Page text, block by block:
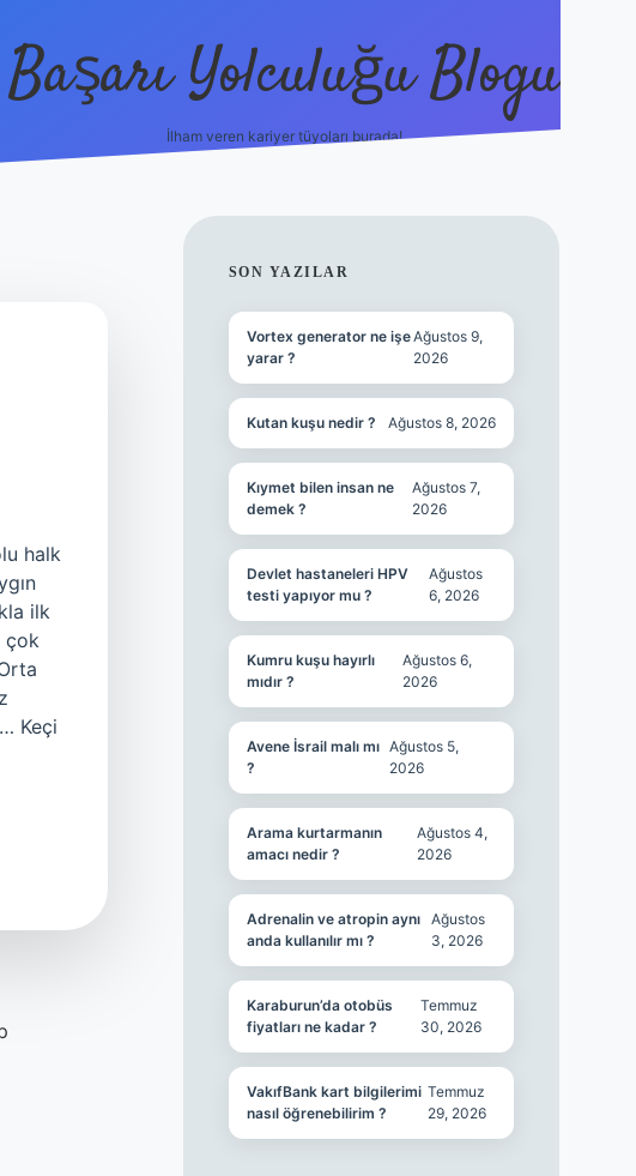
Başarı Yolculuğu Blogu
İlham veren kariyer tüyoları burada!
halk
ilk
çok
Keçi
SIDEBAR
SON YAZILAR
Vortex generator ne işe
yarar ?
Ağustos 9,
2026
Kutan kuşu nedir ? Ağustos 8, 2026
Kıymet bilen insan ne
demek ?
Ağustos 7,
2026
Devlet hastaneleri HPV
testi yapıyor mu ?
Ağustos
6, 2026
Kumru kuşu hayırlı
mıdır ?
Ağustos 6,
2026
Avene İsrail malı mı
?
Ağustos 5,
2026
Arama kurtarmanın
amacı nedir ?
Ağustos 4,
2026
Adrenalin ve atropin aynı
anda kullanılır mı ?
Ağustos
3, 2026
Karaburun’da otobüs
fiyatları ne kadar ?
Temmuz
30, 2026
VakıfBank kart bilgilerimi
nasıl öğrenebilirim ?
Temmuz
29, 2026
https://